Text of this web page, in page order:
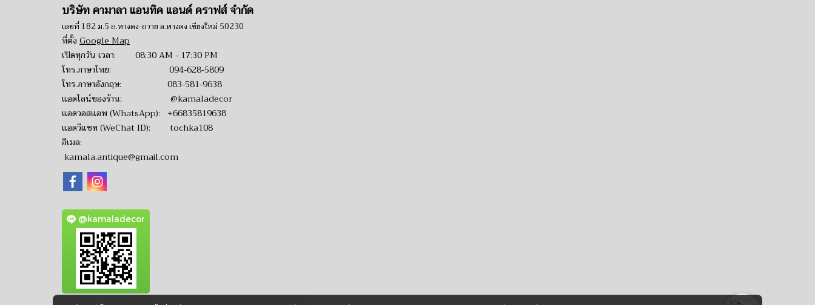
บริษัท คามาลา แอนทิค แอนด์ คราฟส์ จำกัด
เลขที่ 182 ม.5 ถ.หางดง-ถวาย อ.หางดง เชียงใหม่ 50230
ที่ตั้ง Google Map
เปิดทุกวัน เวลา: 08:30 AM - 17:30 PM
โทร.ภาษาไทย: 094-628-5809
โทร.ภาษาอังกฤษ: 083-581-9638
แอดไลน์ของร้าน: @kamaladecor
แอดวอสแอพ (WhatsApp): +66835819638
แอดวีแชท (WeChat ID): tochka108
อีเมล:
kamala.antique@gmail.com
@kamaladecor